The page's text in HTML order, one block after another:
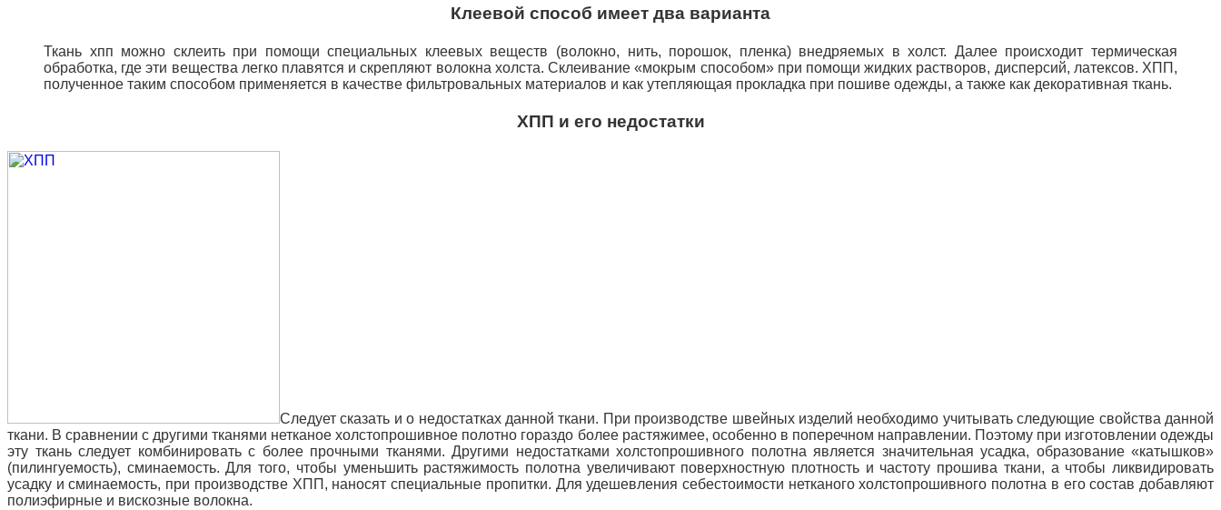
Клеевой способ имеет два варианта
Ткань хпп можно склеить при помощи специальных клеевых веществ (волокно, нить, порошок, пленка) внедряемых в холст. Далее происходит термическая
обработка, где эти вещества легко плавятся и скрепляют волокна холста. Склеивание «мокрым способом» при помощи жидких растворов, дисперсий, латексов. ХПП,
полученное таким способом применяется в качестве фильтровальных материалов и как утепляющая прокладка при пошиве одежды, а также как декоративная ткань.
ХПП и его недостатки
Следует сказать и о недостатках данной ткани. При производстве швейных изделий необходимо учитывать следующие свойства данной
ткани. В сравнении с другими тканями нетканое холстопрошивное полотно гораздо более растяжимее, особенно в поперечном направлении. Поэтому при изготовлении одежды
эту ткань следует комбинировать с более прочными тканями. Другими недостатками холстопрошивного полотна является значительная усадка, образование «катышков»
(пилингуемость), сминаемость. Для того, чтобы уменьшить растяжимость полотна увеличивают поверхностную плотность и частоту прошива ткани, а чтобы ликвидировать
усадку и сминаемость, при производстве ХПП, наносят специальные пропитки. Для удешевления себестоимости нетканого холстопрошивного полотна в его состав добавляют
полиэфирные и вискозные волокна.